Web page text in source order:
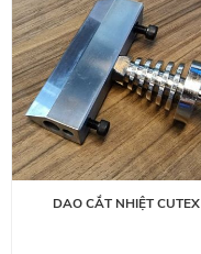
DAO CẮT NHIỆT CUTEX